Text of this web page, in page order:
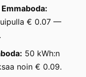
€ 0.07 —
50 kWh:n
noin € 0.09.